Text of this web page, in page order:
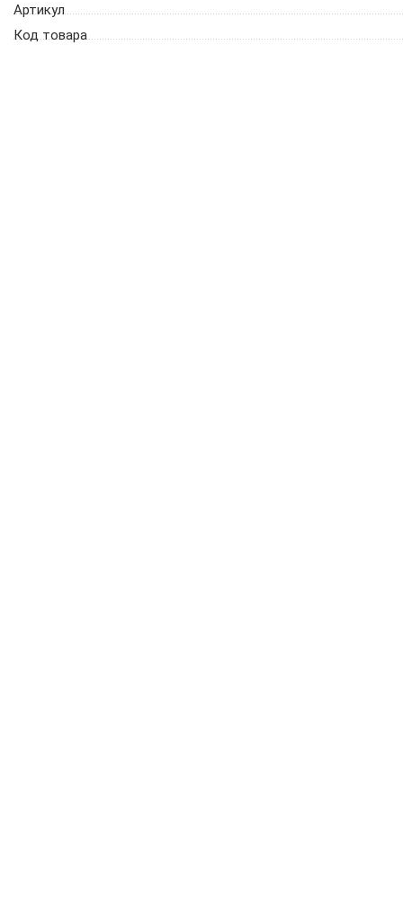
Артикул
Код товара